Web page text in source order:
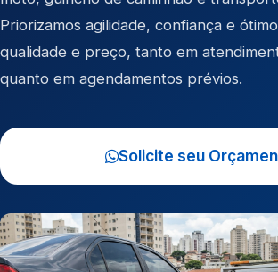
Priorizamos agilidade, confiança e
qualidade e preço, tanto em
quanto em agendamentos prévios.
Solicite seu